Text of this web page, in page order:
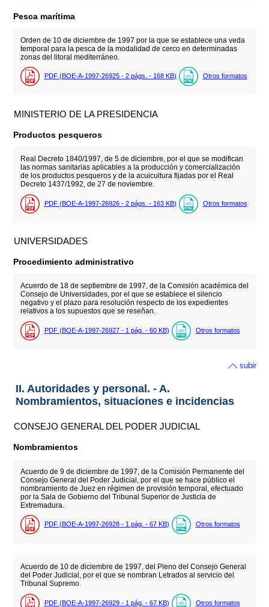
Pesca marítima
Orden de 10 de diciembre de 1997 por la que se establece una veda
temporal para la pesca de la modalidad de cerco en determinadas
zonas del litoral mediterráneo.
PDF (BOE-A-1997-26925 - 2 págs. - 168 KB) Otros formatos
MINISTERIO DE LA PRESIDENCIA
Productos pesqueros
Real Decreto 1840/1997, de 5 de diciembre, por el que se modifican
las normas sanitarias aplicables a la producción y comercialización
de los productos pesqueros y de la acuicultura fijadas por el Real
Decreto 1437/1992, de 27 de noviembre.
PDF (BOE-A-1997-26926 - 2 págs. - 163 KB) Otros formatos
UNIVERSIDADES
Procedimiento administrativo
Acuerdo de 18 de septiembre de 1997, de la Comisión académica del
Consejo de Universidades, por el que se establece el silencio
negativo y el plazo para resolución respecto de los expedientes
relativos a los supuestos que se reseñan.
PDF (BOE-A-1997-26927 - 1 pág. - 60 KB) Otros formatos
subir
II. Autoridades y personal. - A.
Nombramientos, situaciones e incidencias
CONSEJO GENERAL DEL PODER JUDICIAL
Nombramientos
Acuerdo de 9 de diciembre de 1997, de la Comisión Permanente del
Consejo General del Poder Judicial, por el que se hace público el
nombramiento de Juez en régimen de provisión temporal, efectuado
por la Sala de Gobierno del Tribunal Superior de Justicia de
Extremadura.
PDF (BOE-A-1997-26928 - 1 pág. - 67 KB) Otros formatos
Acuerdo de 10 de diciembre de 1997, del Pleno del Consejo General
del Poder Judicial, por el que se nombran Letrados al servicio del
Tribunal Supremo.
PDF (BOE-A-1997-26929 - 1 pág. - 67 KB) Otros formatos